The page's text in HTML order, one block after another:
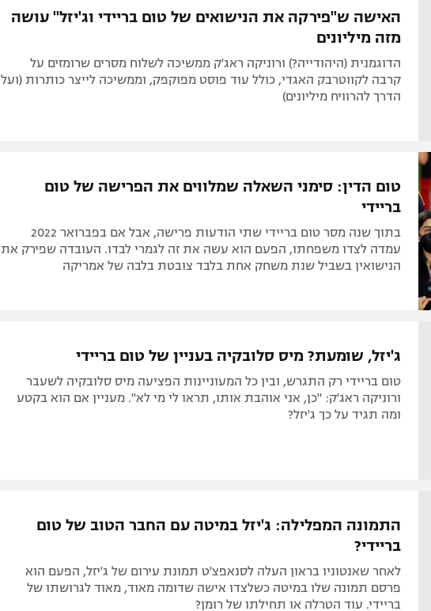
האישה ש"פירקה את הנישואים של טום בריידי וג'יזל" עושה
מזה מיליונים
הדוגמנית (היהודייה?) ורוניקה ראג'ק ממשיכה לשלוח מסרים שרומזים על
קרבה לקווטרבק האגדי, כולל עוד פוסט מפוקפק, וממשיכה לייצר כותרות (ועל
הדרך להרוויח מיליונים)
טום הדין: סימני השאלה שמלווים את הפרישה של טום
בריידי
בתוך שנה מסר טום בריידי שתי הודעות פרישה, אבל אם בפברואר 2022
עמדה לצדו משפחתו, הפעם הוא עשה את זה לגמרי לבדו. העובדה שפירק את
הנישואין בשביל שנת משחק אחת בלבד צובטת בלבה של אמריקה
ג'יזל, שומעת? מיס סלובקיה בעניין של טום בריידי
טום בריידי רק התגרש, ובין כל המעוניינות הפציעה מיס סלובקיה לשעבר
ורוניקה ראג'ק: "כן, אני אוהבת אותו, תראו לי מי לא". מעניין אם הוא בקטע
ומה תגיד על כך ג'יזל?
התמונה המפלילה: ג'יזל במיטה עם החבר הטוב של טום
בריידי?
לאחר שאנטוניו בראון העלה לסנאפצ'ט תמונת עירום של ג'יזל, הפעם הוא
פרסם תמונה שלו במיטה כשלצדו אישה שדומה מאוד, מאוד לגרושתו של
בריידי. עוד הטרלה או תחילתו של רומן?